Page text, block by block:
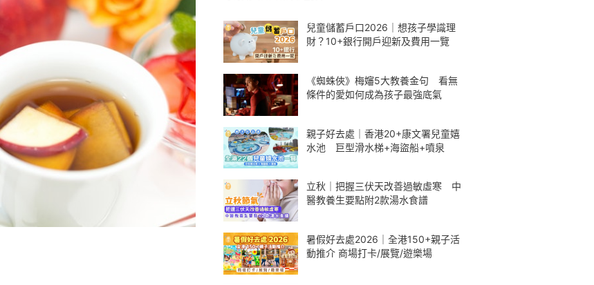
兒童儲蓄戶口2026｜想孩子學識理
財？10+銀行開戶迎新及費用一覽
《蜘蛛俠》梅嬸5大教養金句 看無
條件的愛如何成為孩子最強底氣
親子好去處｜香港20+康文署兒童嬉
水池 巨型滑水梯+海盜船+噴泉
立秋｜把握三伏天改善過敏虛寒 中
醫教養生要點附2款湯水食譜
暑假好去處2026｜全港150+親子活
動推介 商場打卡/展覽/遊樂場